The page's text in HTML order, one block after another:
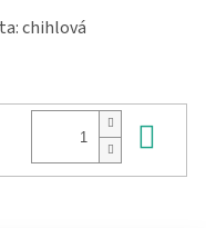
chihlová